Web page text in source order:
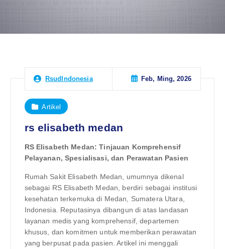
RsudIndonesia Feb, Ming, 2026
Artikel
rs elisabeth medan
RS Elisabeth Medan: Tinjauan Komprehensif
Pelayanan, Spesialisasi, dan Perawatan Pasien
Rumah Sakit Elisabeth Medan, umumnya dikenal
sebagai RS Elisabeth Medan, berdiri sebagai institusi
kesehatan terkemuka di Medan, Sumatera Utara,
Indonesia. Reputasinya dibangun di atas landasan
layanan medis yang komprehensif, departemen
khusus, dan komitmen untuk memberikan perawatan
yang berpusat pada pasien. Artikel ini menggali